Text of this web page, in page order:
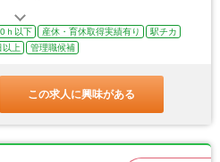
ｈ以下 産休・育休取得実績有り
駅チカ
以上 管理職候補
この求人に興味がある